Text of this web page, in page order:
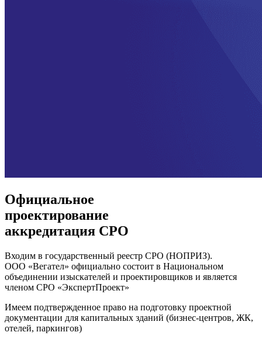
Официальное
проектирование
аккредитация СРО
Входим в государственный реестр СРО (НОПРИЗ).
ООО «Вегател» официально состоит в Национальном
объединении изыскателей и проектировщиков и является
членом СРО «ЭкспертПроект»
Имеем подтвержденное право на подготовку проектной
документации для капитальных зданий (бизнес-центров, ЖК,
отелей, паркингов)